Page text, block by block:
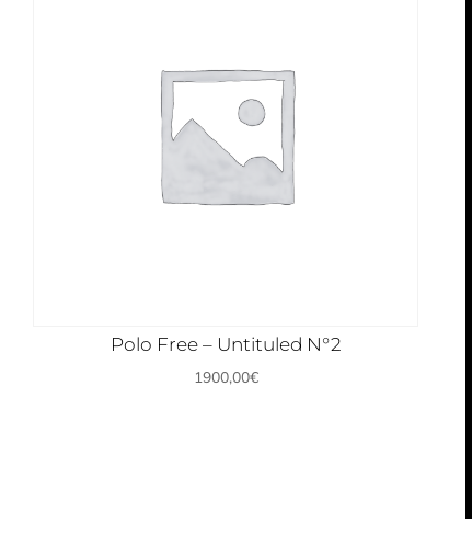
Polo Free – Untituled N°2
1900,00€